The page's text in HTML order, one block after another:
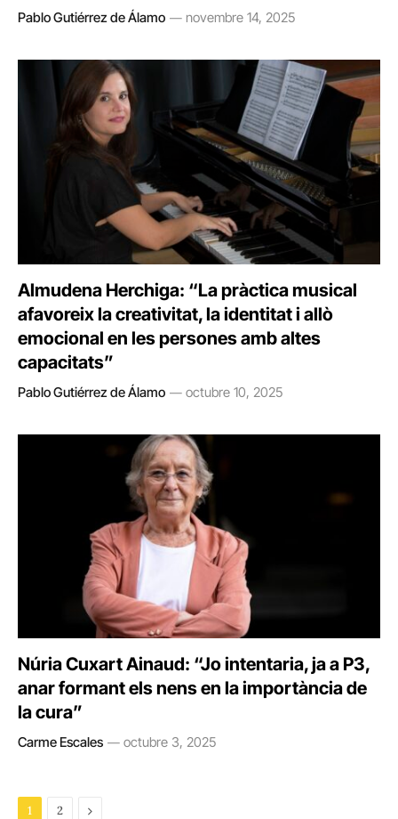
Pablo Gutiérrez de Álamo novembre 14, 2025
Almudena Herchiga: “La pràctica musical
afavoreix la creativitat, la identitat i allò
emocional en les persones amb altes
capacitats”
Pablo Gutiérrez de Álamo octubre 10, 2025
Núria Cuxart Ainaud: “Jo intentaria, ja a P3,
anar formant els nens en la importància de
la cura”
Carme Escales octubre 3, 2025
1 2 Next